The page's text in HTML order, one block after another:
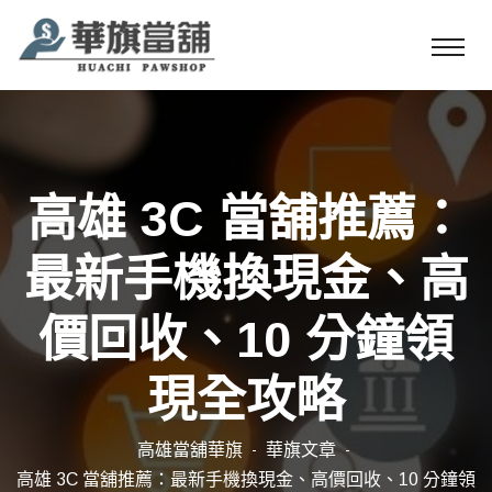
高雄 3C 當舖推薦：
最新手機換現金、高
價回收、10 分鐘領
現全攻略
高雄當舖華旗
華旗文章
高雄 3C 當舖推薦：最新手機換現金、高價回收、10 分鐘領